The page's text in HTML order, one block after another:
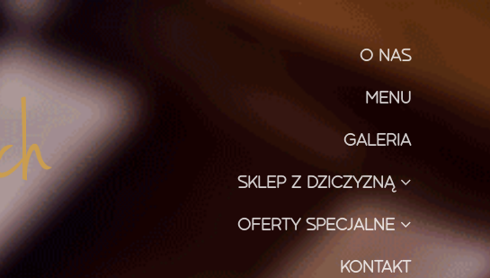
O NAS
MENU
GALERIA
SKLEP Z DZICZYZNĄ
OFERTY SPECJALNE
KONTAKT